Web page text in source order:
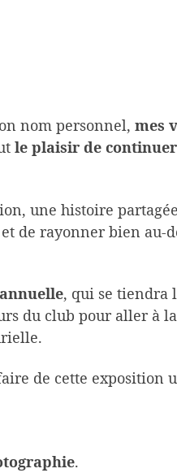
nom personnel, mes
le plaisir de
une histoire
de rayonner bien au-
, qui se tiendra
du club pour aller à
de cette exposition
.